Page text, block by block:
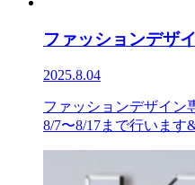
ファッションデザ
2025.8.04
ファッションデザイン
8/7〜8/17まで行いま